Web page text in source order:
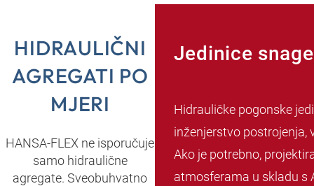
HIDRAULIČNI
AGREGATI PO
MJERI
HANSA‑FLEX ne isporučuje
samo hidraulične
agregate. Sveobuhvatno
Jedinice
Hidrauličke pogonske
inženjerstvo postrojenja,
Ako je potrebno,
atmosferama u skladu s